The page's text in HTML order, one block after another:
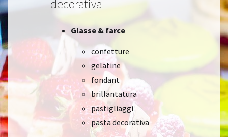
decorativa
Glasse & farce
confetture
gelatine
fondant
brillantatura
pastigliaggi
pasta decorativa